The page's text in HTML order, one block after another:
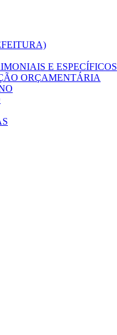
E ESPECÍFICOS
ORÇAMENTÁRIA